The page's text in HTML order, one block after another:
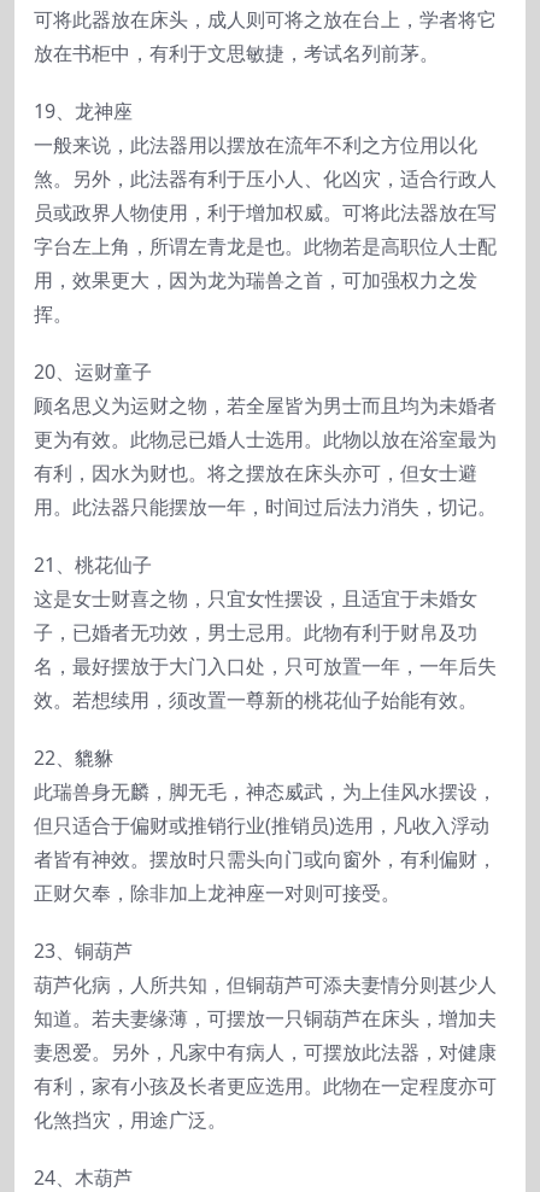
可将此器放在床头，成人则可将之放在台上，学者将它
放在书柜中，有利于文思敏捷，考试名列前茅。
19、龙神座
一般来说，此法器用以摆放在流年不利之方位用以化
煞。另外，此法器有利于压小人、化凶灾，适合行政人
员或政界人物使用，利于增加权威。可将此法器放在写
字台左上角，所谓左青龙是也。此物若是高职位人士配
用，效果更大，因为龙为瑞兽之首，可加强权力之发
挥。
20、运财童子
顾名思义为运财之物，若全屋皆为男士而且均为未婚者
更为有效。此物忌已婚人士选用。此物以放在浴室最为
有利，因水为财也。将之摆放在床头亦可，但女士避
用。此法器只能摆放一年，时间过后法力消失，切记。
21、桃花仙子
这是女士财喜之物，只宜女性摆设，且适宜于未婚女
子，已婚者无功效，男士忌用。此物有利于财帛及功
名，最好摆放于大门入口处，只可放置一年，一年后失
效。若想续用，须改置一尊新的桃花仙子始能有效。
22、貔貅
此瑞兽身无麟，脚无毛，神态威武，为上佳风水摆设，
但只适合于偏财或推销行业(推销员)选用，凡收入浮动
者皆有神效。摆放时只需头向门或向窗外，有利偏财，
正财欠奉，除非加上龙神座一对则可接受。
23、铜葫芦
葫芦化病，人所共知，但铜葫芦可添夫妻情分则甚少人
知道。若夫妻缘薄，可摆放一只铜葫芦在床头，增加夫
妻恩爱。另外，凡家中有病人，可摆放此法器，对健康
有利，家有小孩及长者更应选用。此物在一定程度亦可
化煞挡灾，用途广泛。
24、木葫芦